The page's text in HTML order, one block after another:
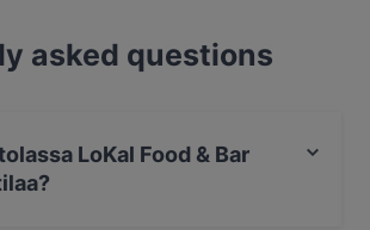
on päivittäin vaihtuva runsas
joka koostuu kiitellyn
herkuista koostuvalla à la carte -
Niille, joille maistuvat
asked questions
LoKal Food & Bar